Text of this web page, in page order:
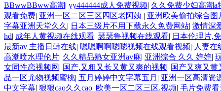
BBwwBBww高潮| yy444444成人免费视频| 久久免费少妇高潮a
观看免费| 亚洲一区二区三区四区老阿姨 | 亚洲欧美偷拍综合图
字幕亚洲天堂久久 | 日本三级片不用下载永久免费网站| 激情深
hd| 成年人黄视频在线观看| 瑟瑟鲁视频在线观看| 日本伦理片,
最新av 主播日韩在线| 嗯嗯啊啊嗯嗯视频在线观看视频| 人妻在
高潮喷水理伦片| 久久精品熟女亚洲av麻| 亚洲综合 久久 婷婷|
女同性恋视频网 | 国产,又粗又长又黄又爽的视频| 国产又爽又黄
品一区尤物视频蜜桃| 五月婷婷中文字幕五月 | 亚洲一区高清资
中文字幕| 狠狠cao久久cao| 欧美一区二区三区,视频| 毛片免费